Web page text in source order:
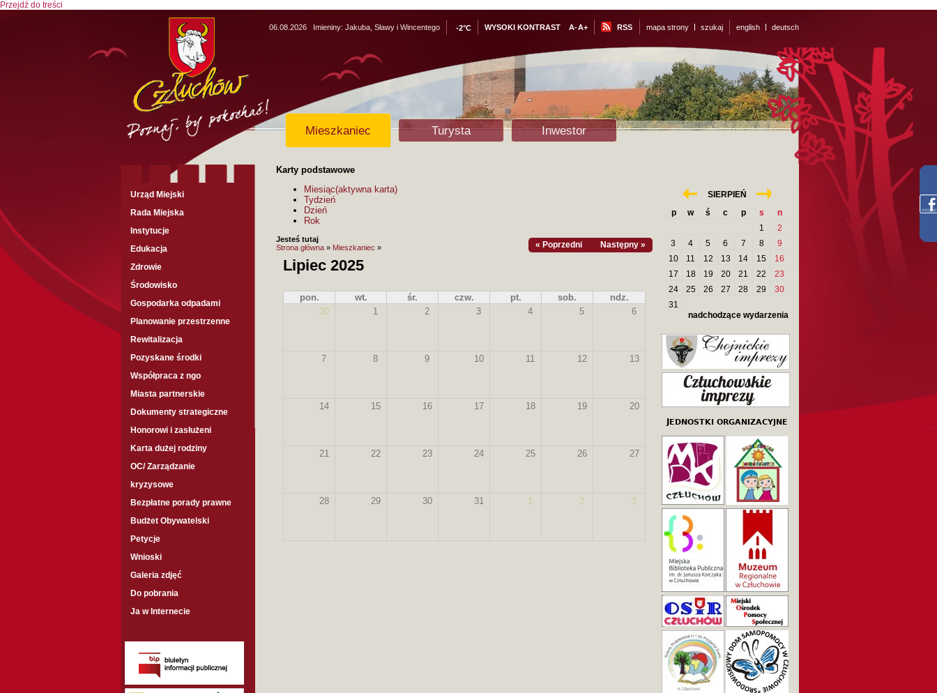
Przejdź do treści
06.08.2026 Imieniny: Jakuba, Sławy i Wincentego -2°C WYSOKI KONTRAST A-A+ RSS mapa strony szukaj english deutsch
Mieszkaniec Turysta Inwestor
Urząd Miejski
Rada Miejska
Instytucje
Edukacja
Zdrowie
Środowisko
Gospodarka odpadami
Planowanie przestrzenne
Rewitalizacja
Pozyskane środki
Współpraca z ngo
Miasta partnerskie
Dokumenty strategiczne
Honorowi i zasłużeni
Karta dużej rodziny
OC/ Zarządzanie
kryzysowe
Bezpłatne porady prawne
Budżet Obywatelski
Petycje
Wnioski
Galeria zdjęć
Do pobrania
Ja w Internecie
Karty podstawowe
Miesiąc(aktywna karta)
Tydzień
Dzień
Rok
Jesteś tutaj
Strona główna » Mieszkaniec »
Lipiec 2025
« Poprzedni Następny »
pon. wt. śr. czw. pt. sob.
ndz.
30
1 2 3 4 5 6
7 8 9 10 11 12 13
14 15 16 17 18 19 20
21 22 23 24 25 26 27
28 29 30 31 1 2 3
SIERPIEŃ «
p
w ś c p s
n
1
2
3
4 5 6 7 8
9
10
11 12 13 14 15
16
17
18 19 20 21 22
23
24
25 26 27 28 29
30
31
nadchodzące wydarzenia